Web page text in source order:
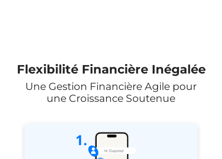
Flexibilité Financière Inégalée
Une Gestion Financière Agile pour
une Croissance Soutenue